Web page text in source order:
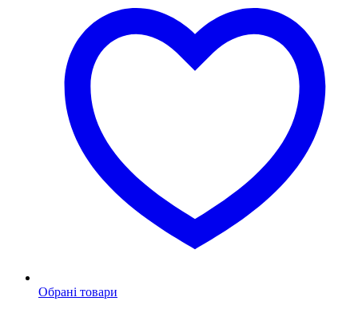
Обрані товари